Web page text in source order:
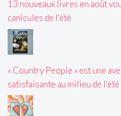
13 nouveaux livres en août
canicules de l'été
« Country People » est une
satisfaisante au milieu de l'été